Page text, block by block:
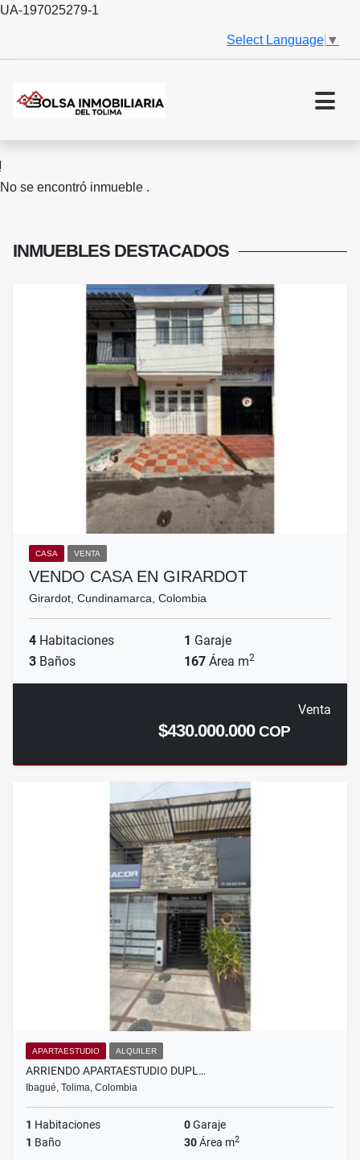
UA-197025279-1
Select Language ▼
No se encontró inmueble .
INMUEBLES DESTACADOS
CASA VENTA
VENDO CASA EN GIRARDOT
Girardot, Cundinamarca, Colombia
4 Habitaciones 1 Garaje
3 Baños 167 Área m2
Venta
$430.000.000COP
APARTAESTUDIO ALQUILER
ARRIENDO APARTAESTUDIO DUPL…
Ibagué, Tolima, Colombia
1 Habitaciones 0Garaje
1 Baño 30Área m2